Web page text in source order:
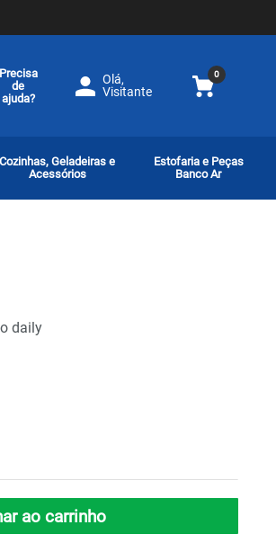
Precisa
de
ajuda?
Olá,
Visitante
0
Cozinhas, Geladeiras e
Acessórios
Estofaria e Peças
Banco Ar
daily
ao carrinho